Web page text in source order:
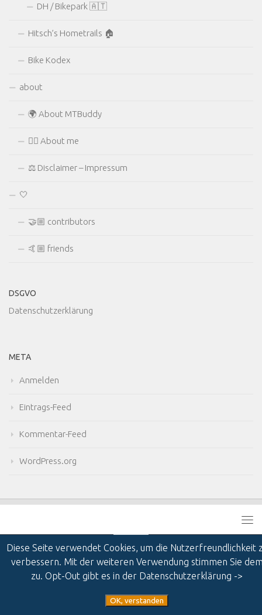
DH / Bikepark 🇦🇹
Hitsch’s Hometrails 🏠
Bike Kodex
about
🌍 About MTBuddy
🙋‍♂️ About me
⚖ Disclaimer – Impressum
🤍
🤝🏼 contributors
🤙🏼 friends
DSGVO
Datenschutzerklärung
META
Anmelden
Eintrags-Feed
Kommentar-Feed
WordPress.org
MTBuddy © 2026. Alle Rechte vorbehalten.
Diese Seite verwendet Cookies, um die Nutzerfreundlichkeit
verbessern. Mit der weiteren Verwendung stimmen Sie
zu. Opt-Out gibt es in der Datenschutzerklärung ->
OK, verstanden